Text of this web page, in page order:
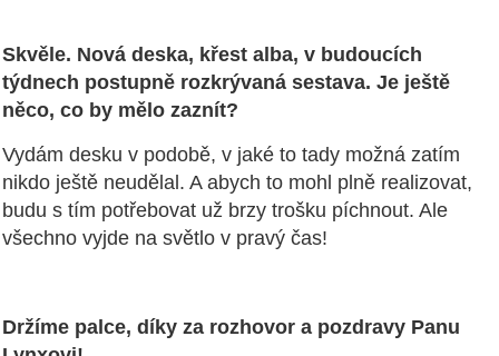
Skvěle. Nová deska, křest alba, v budoucích
týdnech postupně rozkrývaná sestava. Je ještě
něco, co by mělo zaznít?
Vydám desku v podobě, v jaké to tady možná zatím
nikdo ještě neudělal. A abych to mohl plně realizovat,
budu s tím potřebovat už brzy trošku píchnout. Ale
všechno vyjde na světlo v pravý čas!
Držíme palce, díky za rozhovor a pozdravy Panu